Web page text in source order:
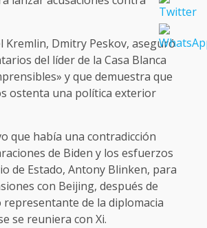
Kremlin, Dmitry Peskov, aseguró
del líder de la Casa Blanca
y que demuestra que
ostenta una política exterior
que había una contradicción
de Biden y los esfuerzos
de Estado, Antony Blinken, para
con Beijing, después de
representante de la diplomacia
se reuniera con Xi.